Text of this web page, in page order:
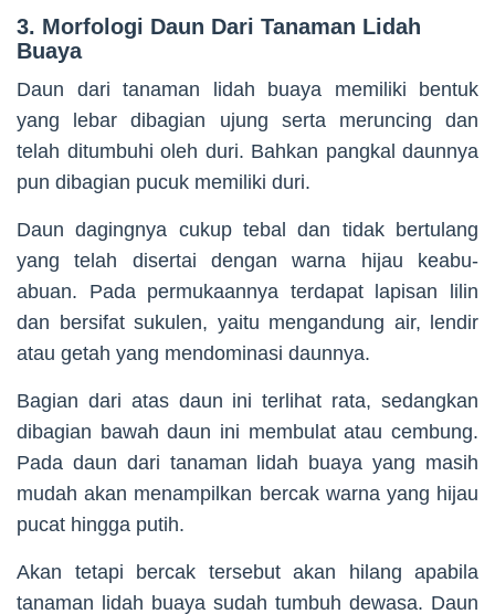
3. Morfologi Daun Dari Tanaman Lidah
Buaya
Daun dari tanaman lidah buaya memiliki bentuk
yang lebar dibagian ujung serta meruncing dan
telah ditumbuhi oleh duri. Bahkan pangkal daunnya
pun dibagian pucuk memiliki duri.
Daun dagingnya cukup tebal dan tidak bertulang
yang telah disertai dengan warna hijau keabu-
abuan. Pada permukaannya terdapat lapisan lilin
dan bersifat sukulen, yaitu mengandung air, lendir
atau getah yang mendominasi daunnya.
Bagian dari atas daun ini terlihat rata, sedangkan
dibagian bawah daun ini membulat atau cembung.
Pada daun dari tanaman lidah buaya yang masih
mudah akan menampilkan bercak warna yang hijau
pucat hingga putih.
Akan tetapi bercak tersebut akan hilang apabila
tanaman lidah buaya sudah tumbuh dewasa. Daun